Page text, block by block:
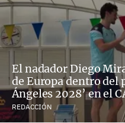
El nadador Diego
de Europa dentro del
Ángeles 2028’ en el
REDACCIÓN